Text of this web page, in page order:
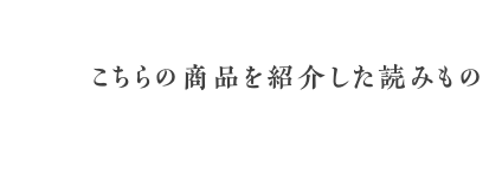
こちらの商品を紹介した読みもの